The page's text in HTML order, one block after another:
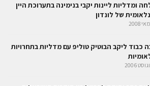
ומדליות ליינות יקבי בנימינה בתערוכת היין
של לונדון
כבוד ליקב הבוטיק טוליפ עם מדליות בתחרויות